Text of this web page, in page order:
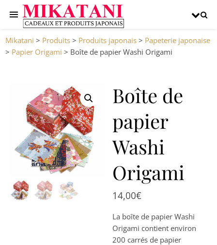
Mikatani > Produits > Produits japonais > Papeterie japonaise
> Papier Origami > Boîte de papier Washi Origami
Boîte de
papier
Washi
Origami
14,00€
La boîte de papier Washi
Origami contient environ
200 carrés de papier